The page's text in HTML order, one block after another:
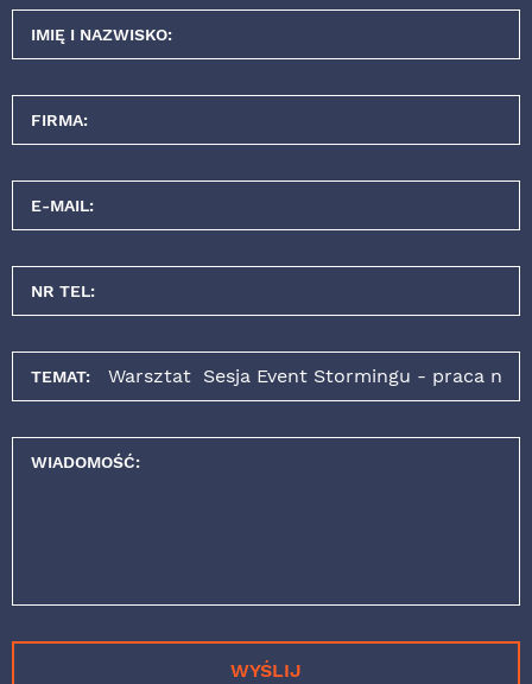
IMIĘ I NAZWISKO:
FIRMA:
E-MAIL:
NR TEL:
TEMAT:
WIADOMOŚĆ:
WYŚLIJ